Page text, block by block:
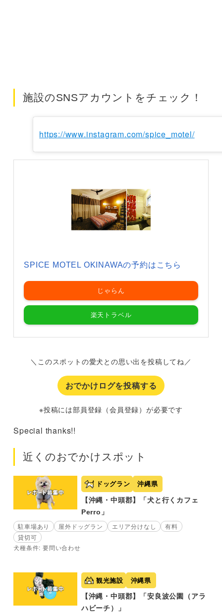
施設のSNSアカウントをチェック！
https://www.instagram.com/spice_motel/
SPICE MOTEL OKINAWAの予約はこちら
じゃらん
楽天トラベル
＼このスポットの愛犬との思い出を投稿してね／
おでかけログを投稿する
※投稿には部員登録（会員登録）が必要です
Special thanks!!
近くのおでかけスポット
ドッグラン 沖縄県
【沖縄・中頭郡】「犬と行くカフェ
Perro」
駐車場あり 屋外ドッグラン エリア分けなし
有料
貸切可
犬種条件: 要問い合わせ
観光施設 沖縄県
【沖縄・中頭郡】「安良波公園（アラ
ハビーチ）」